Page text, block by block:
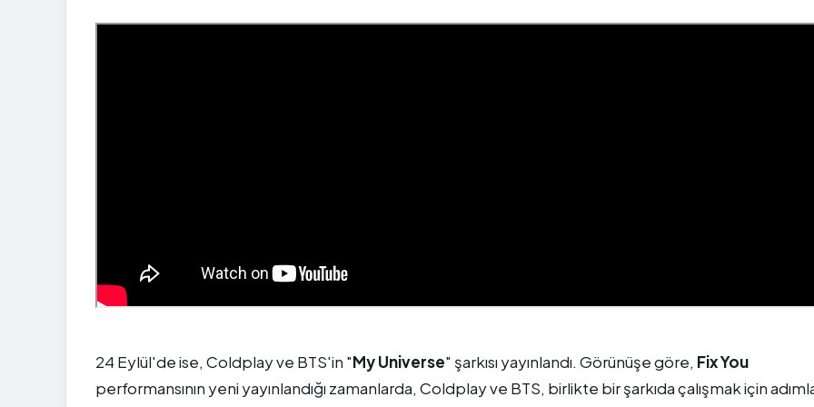
24 Eylül'de ise, Coldplay ve BTS'in "My Universe" şarkısı yayınlandı. Görünüşe göre, Fix You
performansının yeni yayınlandığı zamanlarda, Coldplay ve BTS, birlikte bir şarkıda çalışmak için